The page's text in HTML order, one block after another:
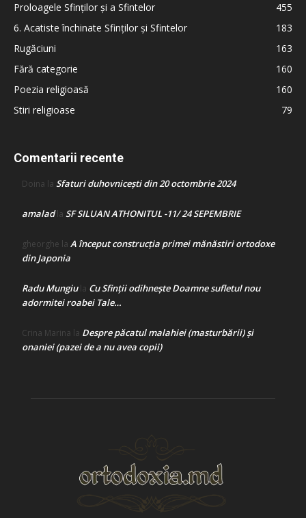
Proloagele Sfinților și a Sfintelor
455
6. Acatiste închinate Sfinților și Sfintelor
183
Rugăciuni
163
Fără categorie
160
Poezia religioasă
160
Stiri religioase
79
Comentarii recente
Doina la Sfaturi duhovnicești din 20 octombrie 2024
amaladla SF SILUAN ATHONITUL -11/ 24 SEPEMBRIE
gheorghe la A început construcţia primei mănăstiri ortodoxe
din Japonia
Radu Mungiula Cu Sfinții odihnește Doamne sufletul nou
adormitei roabei Tale…
Crina Marina la Despre păcatul malahiei (masturbării) şi
onaniei (pazei de a nu avea copii)